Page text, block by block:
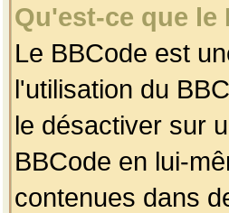
Qu'est-ce que le
Le BBCode est
l'utilisation du
le désactiver sur
BBCode en lui-
contenues dans